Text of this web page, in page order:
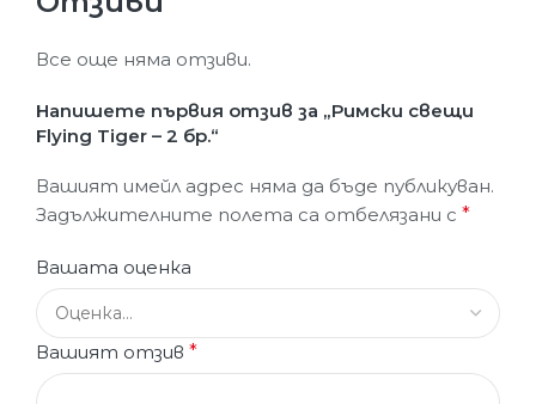
Все още няма отзиви.
Напишете първия отзив за „Римски свещи
Flying Tiger – 2 бр.“
Вашият имейл адрес няма да бъде публикуван.
Задължителните полета са отбелязани с *
Вашата оценка
Вашият отзив *